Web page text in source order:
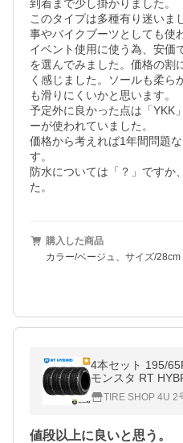
到着まで少し掛かりました。
このタイプは多種有り迷いま
事やバイクブーツとしても使
イベント使用に使う為、安価
を選んでみました。価格の割
く感じました。ソールも柔ら
も滑りにくいかと思います。
予定外に良かった点は「YKK
ーが使われていました。
価格から考えれば1年間問題
す。
防水については「？」ですか
購入した商品
カラー/ベージュ、サイズ/28cm
4本セット 195/
モンスタ RT
ホワイトレター
TIRE SHOP 4U 2
値段以上に良いと思う。